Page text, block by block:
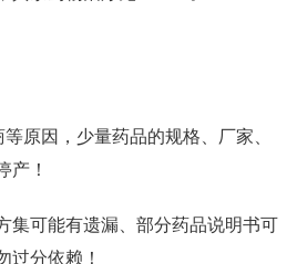
原因，少量药品的规格、厂家、
产！
集可能有遗漏、部分药品说明书可
过分依赖！